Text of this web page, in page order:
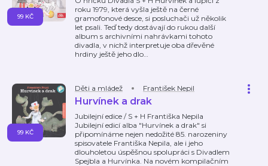
roku 1979, která vyšla ještě na černé
gramofonové desce, si posluchači už několik
let psali. Teď tedy dostávají do rukou další
album s archivními nahrávkami tohoto
divadla, v nichž interpretuje oba dřevěné
hrdiny ještě jeho dlo…
99 KČ
Děti a mládež František Nepil
Hurvínek a drak
Jubilejní edice / S + H Františka Nepila
Jubilejní edicí alba "Hurvínek a drak" si
připomínáme nejen nedožité 85. narozeniny
spisovatele Františka Nepila, ale i jeho
dlouholetou úspěšnou spolupráci s Divadlem
Spejbla a Hurvínka. Na novém kompilačním
99 KČ